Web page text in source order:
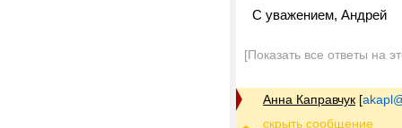
С уважением, Андрей
[Показать все ответы на
Анна Каправчук [